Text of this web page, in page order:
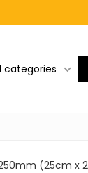
categories
(25cm x